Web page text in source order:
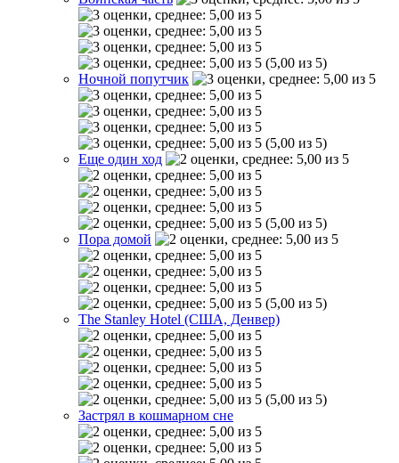
(5,00 из 5)
Ночной попутчик
(5,00 из 5)
Еще один ход
(5,00 из 5)
Пора домой
(5,00 из 5)
The Stanley Hotel (США, Денвер)
(5,00 из 5)
Застрял в кошмарном сне